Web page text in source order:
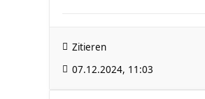
Zitieren
07.12.2024, 11:03